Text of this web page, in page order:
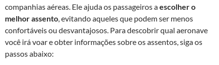
companhias aéreas. Ele ajuda os passageiros aescolher o
melhor assento, evitando aqueles que podem ser menos
confortáveis ou desvantajosos. Para descobrir qual aeronave
você irá voar e obter informações sobre os assentos, siga os
passos abaixo: